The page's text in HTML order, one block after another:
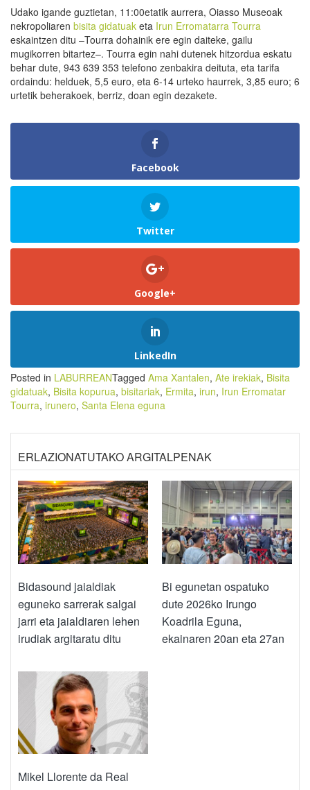
Udako igande guztietan, 11:00etatik aurrera, Oiasso Museoak
nekropoliaren bisita gidatuak eta Irun Erromatarra Tourra
eskaintzen ditu –Tourra dohainik ere egin daiteke, gailu
mugikorren bitartez–. Tourra egin nahi dutenek hitzordua eskatu
behar dute, 943 639 353 telefono zenbakira deituta, eta tarifa
ordaindu: helduek, 5,5 euro, eta 6-14 urteko haurrek, 3,85 euro; 6
urtetik beherakoek, berriz, doan egin dezakete.
Facebook
Twitter
Google+
LinkedIn
Posted in LABURREANTagged Ama Xantalen, Ate irekiak, Bisita
gidatuak, Bisita kopurua, bisitariak, Ermita, irun, Irun Erromatar
Tourra, irunero, Santa Elena eguna
ERLAZIONATUTAKO ARGITALPENAK
Bidasound jaialdiak
eguneko sarrerak salgai
jarri eta jaialdiaren lehen
irudiak argitaratu ditu
Bi egunetan ospatuko
dute 2026ko Irungo
Koadrila Eguna,
ekainaren 20an eta 27an
Mikel Llorente da Real